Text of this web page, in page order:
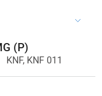
(P)
KNF, KNF 011